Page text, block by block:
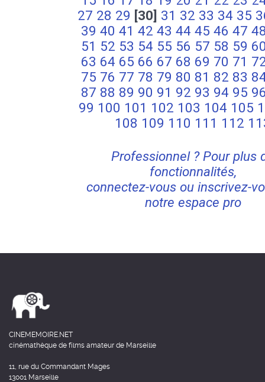
27 28 29 [30] 31 32 33 34 35
39 40 41 42 43 44 45 46 47
51 52 53 54 55 56 57 58 59
63 64 65 66 67 68 69 70 71
75 76 77 78 79 80 81 82 83
87 88 89 90 91 92 93 94 95
99 100 101 102 103 104 105
108 109 110 111 112
Professionnel ? Pour plus
fonctionnalités,
connectez-vous ou inscrivez-
notre espace pro
CINEMEMOIRE.NET
cinémathèque de films amateur de Marseille
11, rue du Commandant Mages
13001 Marseille